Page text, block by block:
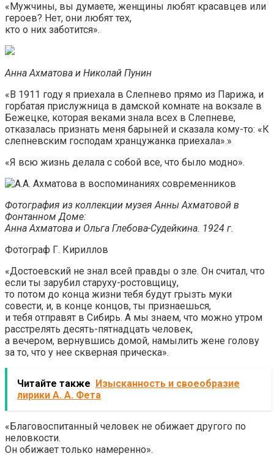
«Мужчины, вы думаете, женщины любят красавцев или
героев? Нет, они любят тех,
кто о них заботится».
Анна Ахматова и Николай Пунин
«В 1911 году я приехала в Слепнево прямо из Парижа, и
горбатая прислужница в дамской комнате на вокзале в
Бежецке, которая веками знала всех в Слепневе,
отказалась признать меня барыней и сказала кому-то: «К
слепневским господам хранцужанка приехала».»
«Я всю жизнь делала с собой все, что было модно».
Фотография из коллекции музея Анны Ахматовой в
Фонтанном Доме:
Анна Ахматова и Ольга Глебова-Судейкина. 1924 г.
Фотограф Г. Кириллов
«Достоевский не знал всей правды о зле. Он считал, что
если ты зарубил старуху-ростовщицу,
то потом до конца жизни тебя будут грызть муки
совести, и, в конце концов, ты признаешься,
и тебя отправят в Сибирь. А мы знаем, что можно утром
расстрелять десять-пятнадцать человек,
а вечером, вернувшись домой, намылить жене голову
за то, что у нее скверная прическа».
Читайте также
Изысканность и своеобразие
лирики А. А. Фета
«Благовоспитанный человек не обижает другого по
неловкости.
Он обижает только намеренно».